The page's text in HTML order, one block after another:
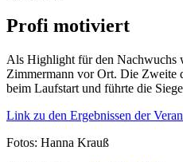
Profi motiviert
Als Highlight für den Nachwuchs
Zimmermann vor Ort. Die Zweite
beim Laufstart und führte die
Link zu den Ergebnissen der
Fotos: Hanna Krauß